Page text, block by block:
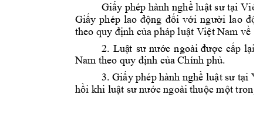
Giấy phép hành nghề luật sư tại Việt
Giấy phép lao động đối với người lao
theo quy định của pháp luật Việt Nam về
2. Luật sư nước ngoài được cấp lại
Nam theo quy định của Chính phủ.
3. Giấy phép hành nghề luật sư tại
hồi khi luật sư nước ngoài thuộc một trong